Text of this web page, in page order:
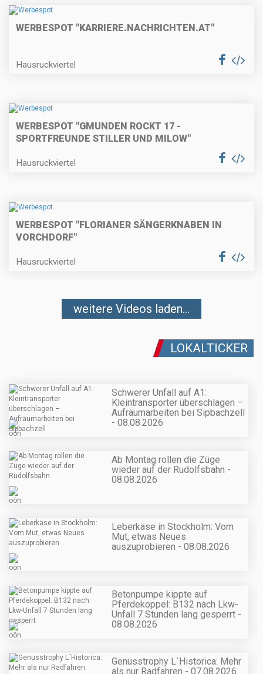
WERBESPOT "KARRIERE.NACHRICHTEN.AT"
Hausruckviertel
WERBESPOT "GMUNDEN ROCKT 17 -
SPORTFREUNDE STILLER UND MILOW"
Hausruckviertel
WERBESPOT "FLORIANER SÄNGERKNABEN IN
VORCHDORF"
Hausruckviertel
weitere Videos laden...
LOKALTICKER
Schwerer Unfall auf A1:
Kleintransporter überschlagen –
Aufräumarbeiten bei Sipbachzell
- 08.08.2026
Ab Montag rollen die Züge
wieder auf der Rudolfsbahn -
08.08.2026
Leberkäse in Stockholm: Vom
Mut, etwas Neues
auszuprobieren - 08.08.2026
Betonpumpe kippte auf
Pferdekoppel: B132 nach Lkw-
Unfall 7 Stunden lang gesperrt -
08.08.2026
Genusstrophy L´Historica: Mehr
als nur Radfahren - 07.08.2026